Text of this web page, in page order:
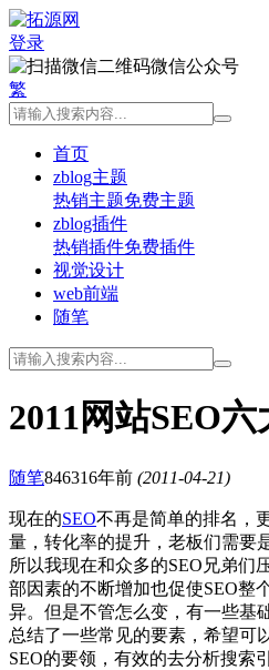
登录
微信公众号
繁
首页
zblog主题
热销主题免费主题
zblog插件
热销插件免费插件
视觉设计
web前端
随笔
2011网站SEO
随笔846316年前 (2011-04-21)
现在的SEO不再是简单的排名，
量，转化率的提升，老板们需要
所以我现在和众多的SEO兄弟们
部因素的不断增加也促使SEO整
异。但是不管怎么变，有一些基
总结了一些常见的要素，希望可
SEO的要领，有效的去分析搜索